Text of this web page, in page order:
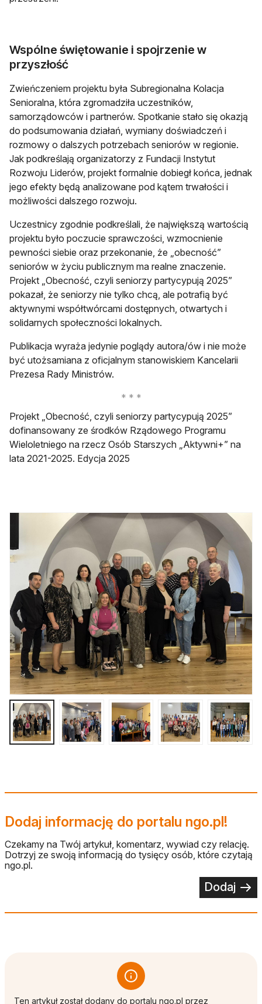
Wspólne świętowanie i spojrzenie w
przyszłość
Zwieńczeniem projektu była Subregionalna Kolacja
Senioralna, która zgromadziła uczestników,
samorządowców i partnerów. Spotkanie stało się okazją
do podsumowania działań, wymiany doświadczeń i
rozmowy o dalszych potrzebach seniorów w regionie.
Jak podkreślają organizatorzy z Fundacji Instytut
Rozwoju Liderów, projekt formalnie dobiegł końca, jednak
jego efekty będą analizowane pod kątem trwałości i
możliwości dalszego rozwoju.
Uczestnicy zgodnie podkreślali, że największą wartością
projektu było poczucie sprawczości, wzmocnienie
pewności siebie oraz przekonanie, że „obecność”
seniorów w życiu publicznym ma realne znaczenie.
Projekt „Obecność, czyli seniorzy partycypują 2025”
pokazał, że seniorzy nie tylko chcą, ale potrafią być
aktywnymi współtwórcami dostępnych, otwartych i
solidarnych społeczności lokalnych.
Publikacja wyraża jedynie poglądy autora/ów i nie może
być utożsamiana z oficjalnym stanowiskiem Kancelarii
Prezesa Rady Ministrów.
Projekt „Obecność, czyli seniorzy partycypują 2025”
dofinansowany ze środków Rządowego Programu
Wieloletniego na rzecz Osób Starszych „Aktywni+” na
lata 2021-2025. Edycja 2025
Dodaj informację do portalu ngo.pl!
Czekamy na Twój artykuł, komentarz, wywiad czy relację.
Dotrzyj ze swoją informacją do tysięcy osób, które czytają
ngo.pl.
Dodaj
Ten artykuł został dodany do portalu ngo.pl przez